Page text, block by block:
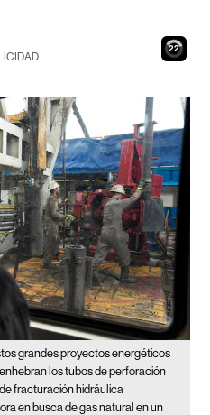
21
grandes proyectos energéticos
enhebran los tubos de perforación
fracturación hidráulica
en busca de gas natural en un